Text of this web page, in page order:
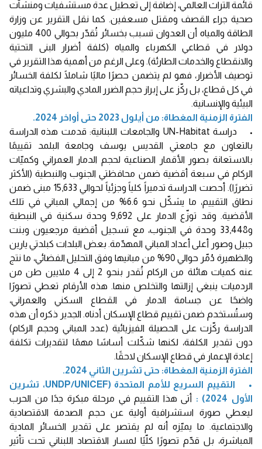
قائمة التراث العالمي، إضافة إلى تعطيل عدة مستشفيات ومنشآت
صحية جراء القصف ومقتل مسعفين. كما نقل التقرير عن وزارة
الطاقة والمياه أن العدوان تسبب بخسائر تُقدّر بحوالي 400 مليون
دولار في قطاعي الكهرباء والمياه (كلفة أضرار البنى التحتية
والانقطاع والخدمات الطارئة). وعلى الرغم من أهمية هذا التقرير في
توصيف الأضرار، فهو لم يتضمن حصرًا ماليًا شاملًا لكلفة الخسائر
في كل قطاع، بل ركّز على إبراز حجم الضرر المادي والبشري وتداعياته
البيئية والإنسانية.
الفترة الزمنية المغطاة: من أيلول 2023 حتى أواخر 2024.
• دراسة UN-Habitat والجامعات اللبنانية: قدمت هذه الدراسة
بالتعاون مع جامعتي القديس يوسف وجامعة البلمد تقييمًا
بالاستعانة بصور الأقمار الصناعية لحجم الدمار العمراني وكميّات
الركام في سبعة أقضية ضمن محافظتي الجنوب والنبطية (الأكثر
تضررًا). أحصت الدراسة تدميراً كلياً وجزئياً لحوالي 15,633 مبنى ضمن
نطاق التقييم، ما يشكّل نحو 6.6% من إجمالي المباني في تلك
الأقضية. وقد توزّع الدمار على 9,692 وحدة سكنية في النبطية
و33,448 وحدة في الجنوب، مع تسجيل أقضية مرجعيون وبنت
جبيل وصور أعلى أعداد المباني المهدّمة. بعض البلدات كبلدتي يارين
والظهيرة دُمّر حوالي 90% من مبانيها وفق التحليل الفضائي، ما نتج
عنه كميات هائلة من الركام تُقدر بنحو 2 إلى 4 ملايين طن من
الردميات ينبغي إزالتها والتخلص منها. هذه الأرقام تعطي تصورًا
واضحًا عن جسامة الدمار في القطاع السكني والعمراني،
وستُستخدم ضمن تقييم قطاع الإسكان أدناه. الجدير ذكره أن هذه
الدراسة ركّزت على الحصيلة الفيزيائية (عدد المباني وحجم الركام)
دون تقدير الكلفة، لكنها شكّلت أساسًا مهمًا لتقديرات تكلفة
إعادة الإعمار في قطاع الإسكان لاحقًا.
الفترة الزمنية المغطاة: حتى تشرين الثاني 2024.
• التقييم السريع للأمم المتحدة (UNDP/UNICEF، تشرين
الأول 2024) :
أتى هذا التقييم في مرحلة مبكرة جدًا من الحرب
ليعطي صورة استشرافية أولية عن حجم الصدمة الاقتصادية
والاجتماعية. ما يميّزه أنه لم يقتصر على تقدير الخسائر المادية
المباشرة، بل قدّم تصورًا كلّيًا لمسار الاقتصاد اللبناني تحت تأثير